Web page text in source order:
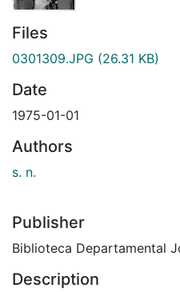
Files
0301309.JPG (26.31 KB)
Date
1975-01-01
Authors
s. n.
Publisher
Biblioteca Departamental
Description